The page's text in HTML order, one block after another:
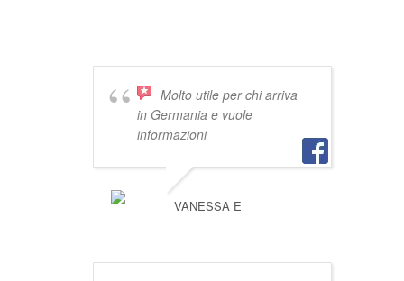
Molto utile per chi arriva
in Germania e vuole
informazioni
VANESSA E